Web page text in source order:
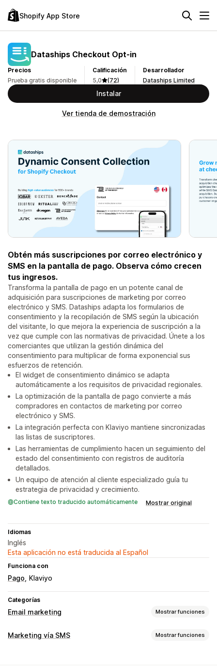
Shopify App Store
Dataships Checkout Opt‑in
Precios
Prueba gratis disponible
Calificación
5,0
(72)
Desarrollador
Dataships Limited
Instalar
Ver tienda de demostración
Obtén más suscripciones por correo electrónico y
SMS en la pantalla de pago. Observa cómo crecen
tus ingresos.
Transforma la pantalla de pago en un potente canal de
adquisición para suscripciones de marketing por correo
electrónico y SMS. Dataships adapta los formularios de
consentimiento y la recopilación de SMS según la ubicación
del visitante, lo que mejora la experiencia de suscripción a la
vez que cumple con las normativas de privacidad. Únete a los
comerciantes que utilizan la gestión dinámica del
consentimiento para multiplicar de forma exponencial sus
esfuerzos de retención.
El widget de consentimiento dinámico se adapta
automáticamente a los requisitos de privacidad regionales.
La optimización de la pantalla de pago convierte a más
compradores en contactos de marketing por correo
electrónico y SMS.
La integración perfecta con Klaviyo mantiene sincronizadas
las listas de suscriptores.
Las herramientas de cumplimiento hacen un seguimiento del
estado del consentimiento con registros de auditoría
detallados.
Un equipo de atención al cliente especializado guía tu
estrategia de privacidad y crecimiento.
Contiene texto traducido automáticamente Mostrar original
Idiomas
Inglés
Esta aplicación no está traducida al Español
Funciona con
Pago Klaviyo
Categorías
Email marketing Mostrar funciones
Tipos de campañas de marketing
Marketing vía SMS Mostrar funciones